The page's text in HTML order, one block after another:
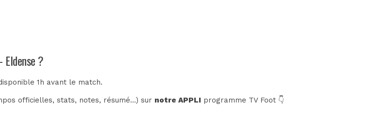
Eldense ?
1h avant le match.
officielles, stats, notes, résumé...) sur notre APPLI programme TV Foot 👇